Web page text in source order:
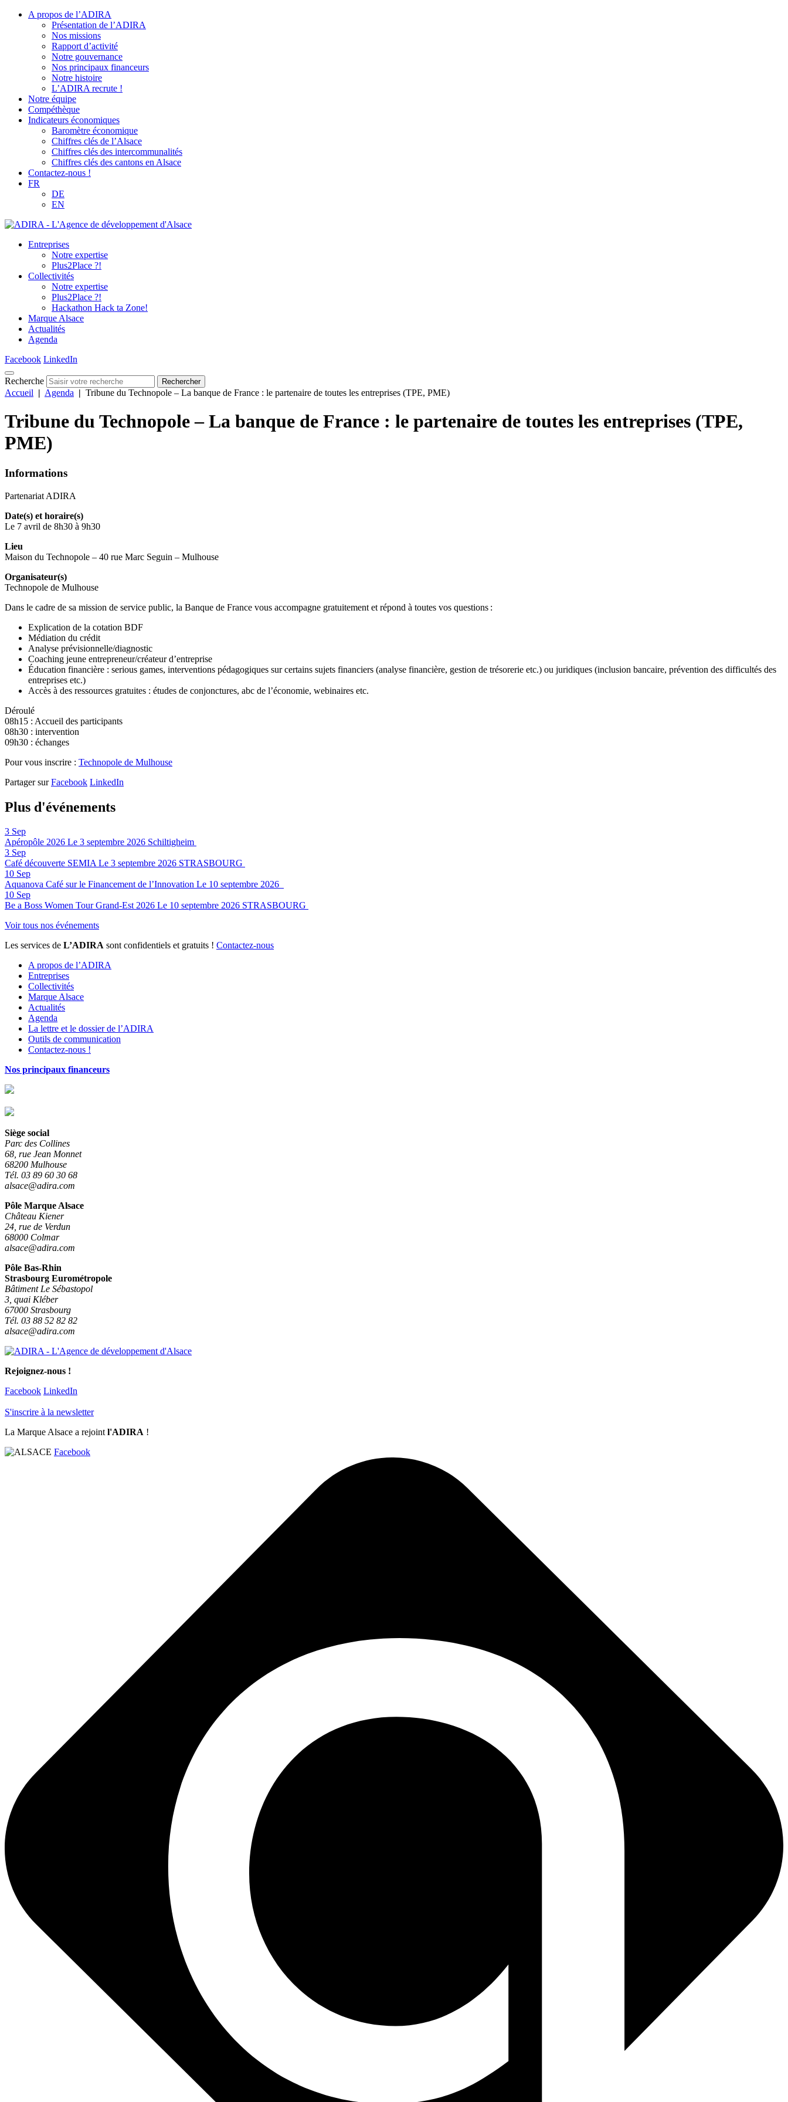
A propos de l’ADIRA
Présentation de l’ADIRA
Nos missions
Rapport d’activité
Notre gouvernance
Nos principaux financeurs
Notre histoire
L’ADIRA recrute !
Notre équipe
Compéthèque
Indicateurs économiques
Baromètre économique
Chiffres clés de l’Alsace
Chiffres clés des intercommunalités
Chiffres clés des cantons en Alsace
Contactez-nous !
FR
DE
EN
Entreprises
Notre expertise
Plus2Place ?!
Collectivités
Notre expertise
Plus2Place ?!
Hackathon Hack ta Zone!
Marque Alsace
Actualités
Agenda
Facebook LinkedIn
Recherche Rechercher
Accueil | Agenda | Tribune du Technopole – La banque de France : le partenaire de toutes les entreprises (TPE, PME)
Tribune du Technopole – La banque de France : le partenaire de toutes les entreprises (TPE,
PME)
Informations
Partenariat ADIRA
Date(s) et horaire(s)
Le 7 avril de 8h30 à 9h30
Lieu
Maison du Technopole – 40 rue Marc Seguin – Mulhouse
Organisateur(s)
Technopole de Mulhouse
Dans le cadre de sa mission de service public, la Banque de France vous accompagne gratuitement et répond à toutes vos questions :
Explication de la cotation BDF
Médiation du crédit
Analyse prévisionnelle/diagnostic
Coaching jeune entrepreneur/créateur d’entreprise
Éducation financière : serious games, interventions pédagogiques sur certains sujets financiers (analyse financière, gestion de trésorerie etc.) ou juridiques (inclusion bancaire, prévention des difficultés des
entreprises etc.)
Accès à des ressources gratuites : études de conjonctures, abc de l’économie, webinaires etc.
Déroulé
08h15 : Accueil des participants
08h30 : intervention
09h30 : échanges
Pour vous inscrire : Technopole de Mulhouse
Partager sur Facebook LinkedIn
Plus d'événements
3 Sep
Apéropôle 2026 Le 3 septembre 2026 Schiltigheim
3 Sep
Café découverte SEMIALe 3 septembre 2026 STRASBOURG
10 Sep
Aquanova Café sur le Financement de l’Innovation Le 10 septembre 2026
10 Sep
Be a Boss Women Tour Grand-Est 2026 Le 10 septembre 2026 STRASBOURG
Voir tous nos événements
Les services de L’ADIRA sont confidentiels et gratuits ! Contactez-nous
A propos de l’ADIRA
Entreprises
Collectivités
Marque Alsace
Actualités
Agenda
La lettre et le dossier de l’ADIRA
Outils de communication
Contactez-nous !
Nos principaux financeurs
Siège social
Parc des Collines
68, rue Jean Monnet
68200 Mulhouse
Tél. 03 89 60 30 68
alsace@adira.com
Pôle Marque Alsace
Château Kiener
24, rue de Verdun
68000 Colmar
alsace@adira.com
Pôle Bas-Rhin
Strasbourg Eurométropole
Bâtiment Le Sébastopol
3, quai Kléber
67000 Strasbourg
Tél. 03 88 52 82 82
alsace@adira.com
Rejoignez-nous !
Facebook LinkedIn
S'inscrire à la newsletter
La Marque Alsace a rejointl'ADIRA !
Facebook